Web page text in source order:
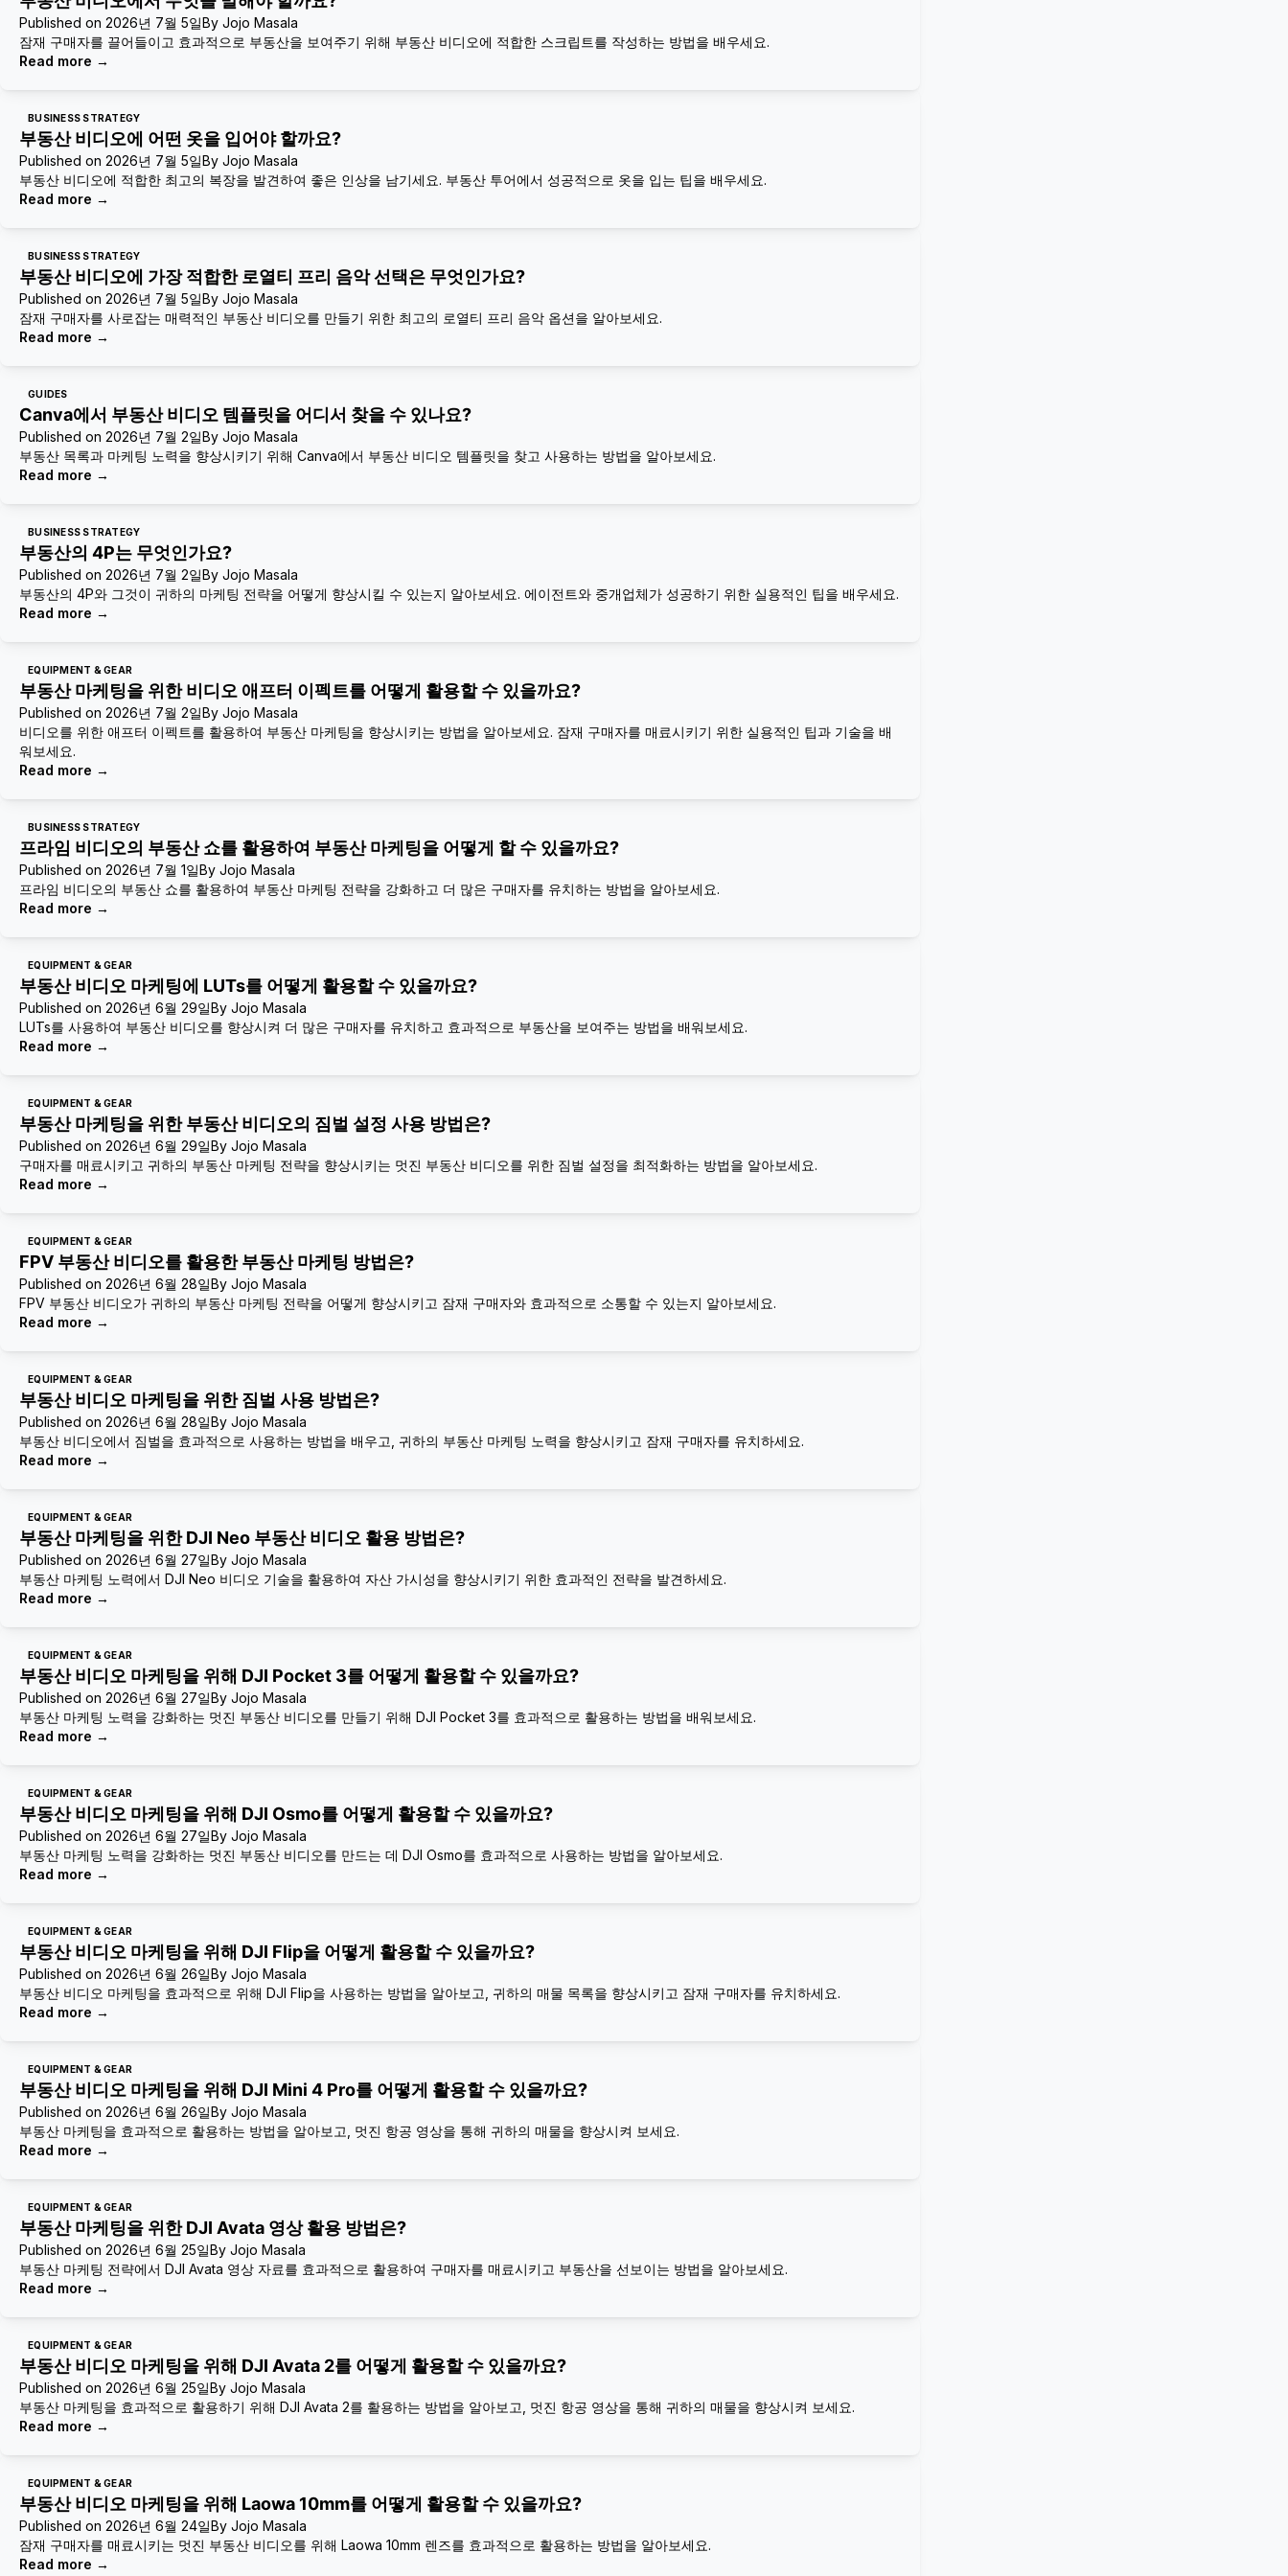
Published on 2026년 7월 5일By Jojo Masala
잠재 구매자를 끌어들이고 효과적으로 부동산을 보여주기 위해 부동산 비디오에 적합한 스크립트를 작성하는 방법을 배우세요.
Read more →
BUSINESS STRATEGY
부동산 비디오에 어떤 옷을 입어야 할까요?
Published on 2026년 7월 5일By Jojo Masala
부동산 비디오에 적합한 최고의 복장을 발견하여 좋은 인상을 남기세요. 부동산 투어에서 성공적으로 옷을 입는 팁을 배우세요.
Read more →
BUSINESS STRATEGY
부동산 비디오에 가장 적합한 로열티 프리 음악 선택은 무엇인가요?
Published on 2026년 7월 5일By Jojo Masala
잠재 구매자를 사로잡는 매력적인 부동산 비디오를 만들기 위한 최고의 로열티 프리 음악 옵션을 알아보세요.
Read more →
GUIDES
Canva에서 부동산 비디오 템플릿을 어디서 찾을 수 있나요?
Published on 2026년 7월 2일By Jojo Masala
부동산 목록과 마케팅 노력을 향상시키기 위해 Canva에서 부동산 비디오 템플릿을 찾고 사용하는 방법을 알아보세요.
Read more →
BUSINESS STRATEGY
부동산의 4P는 무엇인가요?
Published on 2026년 7월 2일By Jojo Masala
부동산의 4P와 그것이 귀하의 마케팅 전략을 어떻게 향상시킬 수 있는지 알아보세요. 에이전트와 중개업체가 성공하기 위한 실용적인 팁을 배우세요.
Read more →
EQUIPMENT & GEAR
부동산 마케팅을 위한 비디오 애프터 이펙트를 어떻게 활용할 수 있을까요?
Published on 2026년 7월 2일By Jojo Masala
비디오를 위한 애프터 이펙트를 활용하여 부동산 마케팅을 향상시키는 방법을 알아보세요. 잠재 구매자를 매료시키기 위한 실용적인 팁과 기술을 배
워보세요.
Read more →
BUSINESS STRATEGY
프라임 비디오의 부동산 쇼를 활용하여 부동산 마케팅을 어떻게 할 수 있을까요?
Published on 2026년 7월 1일By Jojo Masala
프라임 비디오의 부동산 쇼를 활용하여 부동산 마케팅 전략을 강화하고 더 많은 구매자를 유치하는 방법을 알아보세요.
Read more →
EQUIPMENT & GEAR
부동산 비디오 마케팅에 LUTs를 어떻게 활용할 수 있을까요?
Published on 2026년 6월 29일By Jojo Masala
LUTs를 사용하여 부동산 비디오를 향상시켜 더 많은 구매자를 유치하고 효과적으로 부동산을 보여주는 방법을 배워보세요.
Read more →
EQUIPMENT & GEAR
부동산 마케팅을 위한 부동산 비디오의 짐벌 설정 사용 방법은?
Published on 2026년 6월 29일By Jojo Masala
구매자를 매료시키고 귀하의 부동산 마케팅 전략을 향상시키는 멋진 부동산 비디오를 위한 짐벌 설정을 최적화하는 방법을 알아보세요.
Read more →
EQUIPMENT & GEAR
FPV 부동산 비디오를 활용한 부동산 마케팅 방법은?
Published on 2026년 6월 28일By Jojo Masala
FPV 부동산 비디오가 귀하의 부동산 마케팅 전략을 어떻게 향상시키고 잠재 구매자와 효과적으로 소통할 수 있는지 알아보세요.
Read more →
EQUIPMENT & GEAR
부동산 비디오 마케팅을 위한 짐벌 사용 방법은?
Published on 2026년 6월 28일By Jojo Masala
부동산 비디오에서 짐벌을 효과적으로 사용하는 방법을 배우고, 귀하의 부동산 마케팅 노력을 향상시키고 잠재 구매자를 유치하세요.
Read more →
EQUIPMENT & GEAR
부동산 마케팅을 위한 DJI Neo 부동산 비디오 활용 방법은?
Published on 2026년 6월 27일By Jojo Masala
부동산 마케팅 노력에서 DJI Neo 비디오 기술을 활용하여 자산 가시성을 향상시키기 위한 효과적인 전략을 발견하세요.
Read more →
EQUIPMENT & GEAR
부동산 비디오 마케팅을 위해 DJI Pocket 3를 어떻게 활용할 수 있을까요?
Published on 2026년 6월 27일By Jojo Masala
부동산 마케팅 노력을 강화하는 멋진 부동산 비디오를 만들기 위해 DJI Pocket 3를 효과적으로 활용하는 방법을 배워보세요.
Read more →
EQUIPMENT & GEAR
부동산 비디오 마케팅을 위해 DJI Osmo를 어떻게 활용할 수 있을까요?
Published on 2026년 6월 27일By Jojo Masala
부동산 마케팅 노력을 강화하는 멋진 부동산 비디오를 만드는 데 DJI Osmo를 효과적으로 사용하는 방법을 알아보세요.
Read more →
EQUIPMENT & GEAR
부동산 비디오 마케팅을 위해 DJI Flip을 어떻게 활용할 수 있을까요?
Published on 2026년 6월 26일By Jojo Masala
부동산 비디오 마케팅을 효과적으로 위해 DJI Flip을 사용하는 방법을 알아보고, 귀하의 매물 목록을 향상시키고 잠재 구매자를 유치하세요.
Read more →
EQUIPMENT & GEAR
부동산 비디오 마케팅을 위해 DJI Mini 4 Pro를 어떻게 활용할 수 있을까요?
Published on 2026년 6월 26일By Jojo Masala
부동산 마케팅을 효과적으로 활용하는 방법을 알아보고, 멋진 항공 영상을 통해 귀하의 매물을 향상시켜 보세요.
Read more →
EQUIPMENT & GEAR
부동산 마케팅을 위한 DJI Avata 영상 활용 방법은?
Published on 2026년 6월 25일By Jojo Masala
부동산 마케팅 전략에서 DJI Avata 영상 자료를 효과적으로 활용하여 구매자를 매료시키고 부동산을 선보이는 방법을 알아보세요.
Read more →
EQUIPMENT & GEAR
부동산 비디오 마케팅을 위해 DJI Avata 2를 어떻게 활용할 수 있을까요?
Published on 2026년 6월 25일By Jojo Masala
부동산 마케팅을 효과적으로 활용하기 위해 DJI Avata 2를 활용하는 방법을 알아보고, 멋진 항공 영상을 통해 귀하의 매물을 향상시켜 보세요.
Read more →
EQUIPMENT & GEAR
부동산 비디오 마케팅을 위해 Laowa 10mm를 어떻게 활용할 수 있을까요?
Published on 2026년 6월 24일By Jojo Masala
잠재 구매자를 매료시키는 멋진 부동산 비디오를 위해 Laowa 10mm 렌즈를 효과적으로 활용하는 방법을 알아보세요.
Read more →